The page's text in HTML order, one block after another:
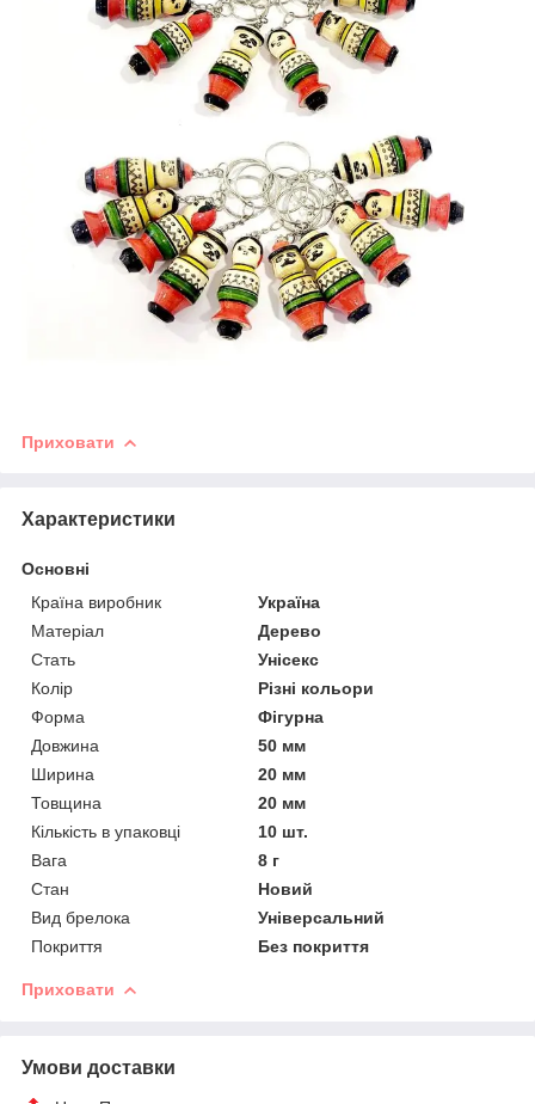
Приховати
Характеристики
Основні
Країна виробник
Україна
Матеріал
Дерево
Стать
Унісекс
Колір
Різні кольори
Форма
Фігурна
Довжина
50 мм
Ширина
20 мм
Товщина
20 мм
Кількість в упаковці
10 шт.
Вага
8 г
Стан
Новий
Вид брелока
Універсальний
Покриття
Без покриття
Приховати
Умови доставки